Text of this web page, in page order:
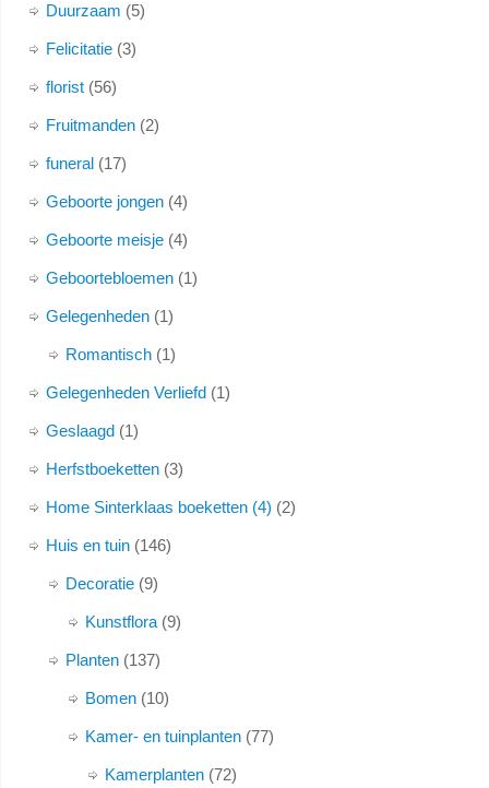
Duurzaam 5
Felicitatie 3
florist 56
Fruitmanden 2
funeral 17
Geboorte jongen 4
Geboorte meisje 4
Geboortebloemen 1
Gelegenheden 1
Romantisch 1
Gelegenheden Verliefd 1
Geslaagd 1
Herfstboeketten 3
Home Sinterklaas boeketten (4) 2
Huis en tuin 146
Decoratie 9
Kunstflora 9
Planten 137
Bomen 10
Kamer- en tuinplanten 77
Kamerplanten 72